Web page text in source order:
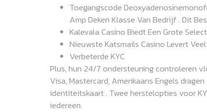
Toegangscode
Amp Deken Klasse Van Bedrijf . Dit
Kalevala Casino Biedt Een Grote
Nieuwste Katsmails Casino Levert
Verbeterde KYC
Plus, hun 24/7 ondersteuning controleren
Visa, Mastercard, Amerikaans Engels
identiteitskaart . Twee herstelopties voor
iedereen.